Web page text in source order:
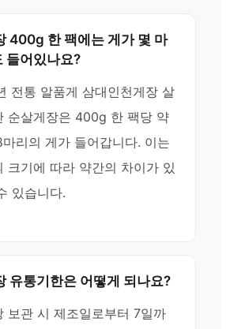
400g 한 팩에는 게가 몇 마
들어있나요?
전통 알품게 삼대인천게장 살
순살게장은 400g 한 팩당 약
리의 게가 들어갑니다. 이는
크기에 따라 약간의 차이가 있
있습니다.
유통기한은 어떻게 되나요?
보관 시 제조일로부터 7일까